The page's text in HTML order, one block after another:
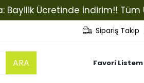
Ücretinde İndirim!! Tüm
Sipariş Takip
ARA Favori Listem